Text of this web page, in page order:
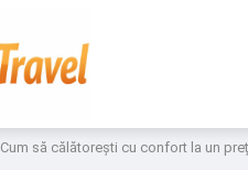
Cum să călătorești cu confort la un